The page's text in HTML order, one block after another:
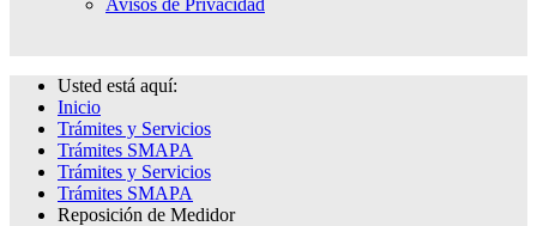
Avisos de Privacidad
Usted está aquí:
Inicio
Trámites y Servicios
Trámites SMAPA
Trámites y Servicios
Trámites SMAPA
Reposición de Medidor